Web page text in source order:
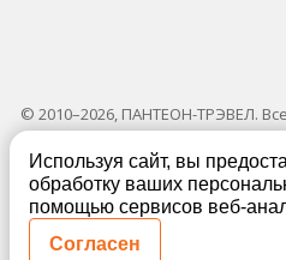
© 2010–2026, ПАНТЕОН-ТРЭВЕЛ.
Используя сайт, вы
обработку ваших
помощью сервисов веб-
Согласен